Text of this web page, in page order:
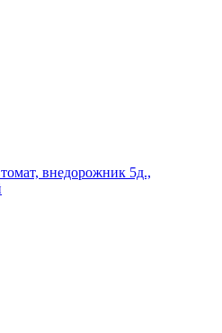
внедорожник 5д.,